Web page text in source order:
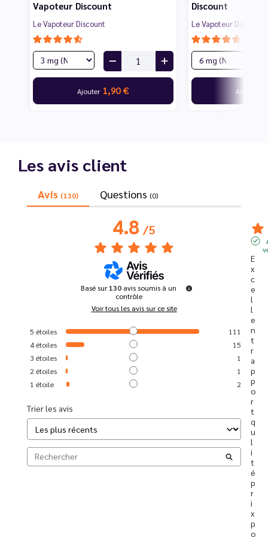
Vapoteur Discount
Le Vapoteur Discount
Ajouter 1,90 €
Discount
Le Vapoteur Discount
Ajouter
Les avis client
Avis (130) Questions (0)
4.8/5
Basé sur130 avis soumis à un
contrôle
Voir tous les avis sur ce site
5 étoiles
111
4étoiles
15
3 étoiles
1
2 étoiles
1
1 étoile 2
Trier les avis
E
x
c
e
l
l
e
n
t
r
a
p
p
o
r
t
q
u
l
i
t
é
p
r
i
x
p
o